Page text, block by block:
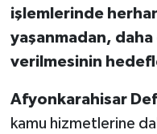
işlemlerinde
yaşanmadan, daha
verilmesinin
Afyonkarahisar
kamu hizmetlerine